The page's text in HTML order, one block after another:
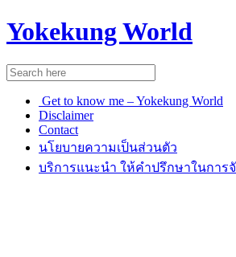
Yokekung World
Get to know me – Yokekung World
Disclaimer
Contact
นโยบายความเป็นส่วนตัว
บริการแนะนำ ให้คำปรึกษาในการ